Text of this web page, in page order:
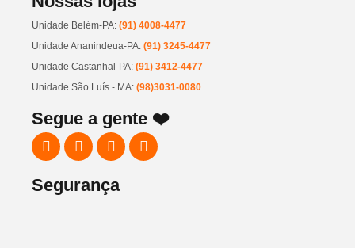
Unidade Belém-PA: (91) 4008-4477
Unidade Ananindeua-PA: (91) 3245-4477
Unidade Castanhal-PA: (91) 3412-4477
Unidade São Luís - MA: (98)3031-0080
Segue a gente ❤️
Segurança